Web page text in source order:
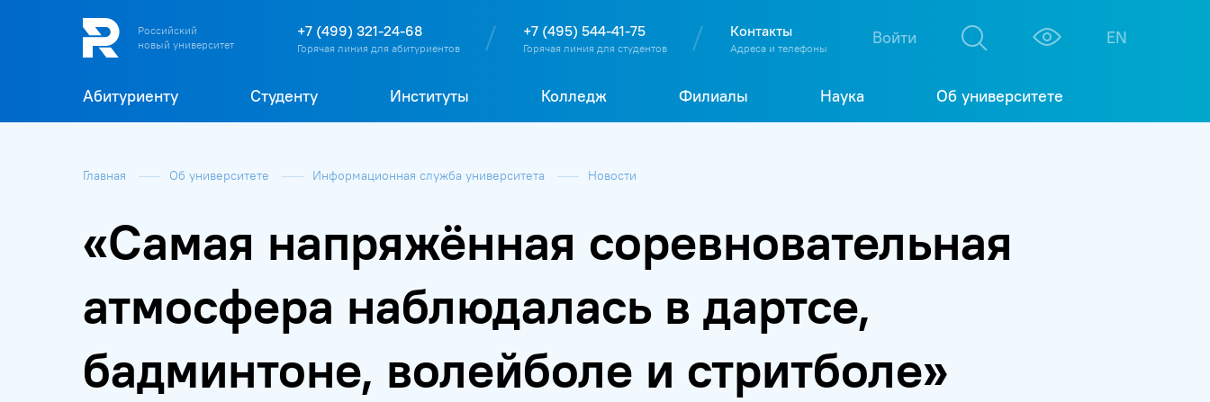
О Т
Российский
новый университет
+7 (499) 321-24-68
Горячая линия для абитуриентов
+7 (495) 544-41-75
Горячая линия для студентов
Контакты
Адреса и телефоны
Войти EN
Абитуриенту Студенту Институты Колледж Филиалы Наука Об университете
Главная Об университете Информационная служба университета Новости
«Самая напряжённая соревновательная
атмосфера наблюдалась в дартсе,
бадминтоне, волейболе и стритболе»